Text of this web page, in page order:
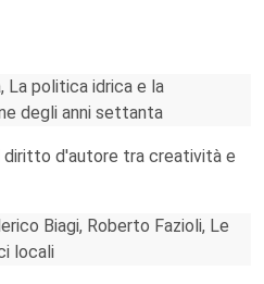
La politica idrica e la
degli anni settanta
diritto d'autore tra creatività e
Biagi, Roberto Fazioli, Le
locali